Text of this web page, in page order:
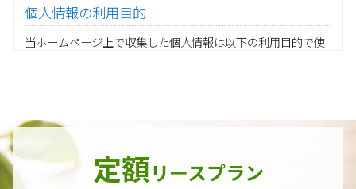
個人情報の利用目的
当ホームページ上で収集した個人情報は以下の利用目的で使
当グループの業務に従事する協力会社様担当者の識別
当グループ内で共同利用する人事関連システムの運用
ダイレクトメール等を利用したアンケート・キャンペーン
などの意見・情報の調査
定額リースプラン